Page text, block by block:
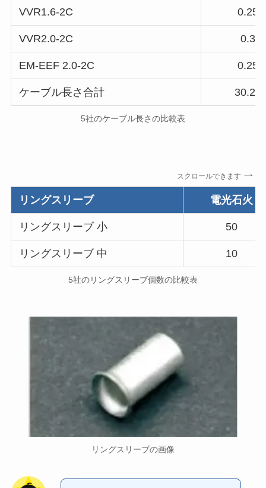
VVR1.6-2C 0.25
VVR2.0-2C 0.3
EM-EEF 2.0-2C 0.25
ケーブル長さ合計 30.25
5社のケーブル長さの比較表
スクロールできます
リングスリーブ 電光石火
リングスリーブ 小 50
リングスリーブ 中 10
5社のリングスリーブ個数の比較表
リングスリーブの画像